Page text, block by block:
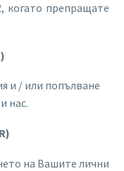
когато препращате
и / или попълване
нас.
на Вашите лични